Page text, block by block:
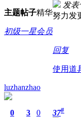
主题帖子精华
初级一星会员
发表
努力发
回复
使用道
luzhanzhao
0 3 0 37#